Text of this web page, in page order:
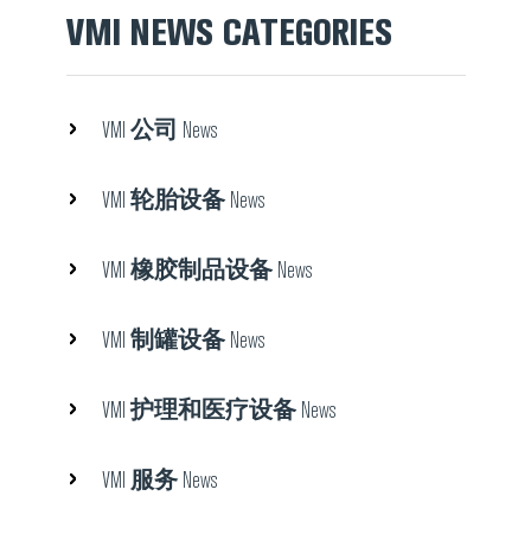
VMI NEWS CATEGORIES
VMI 公司 News
VMI 轮胎设备News
VMI 橡胶制品设备News
VMI 制罐设备News
VMI 护理和医疗设备News
VMI 服务News